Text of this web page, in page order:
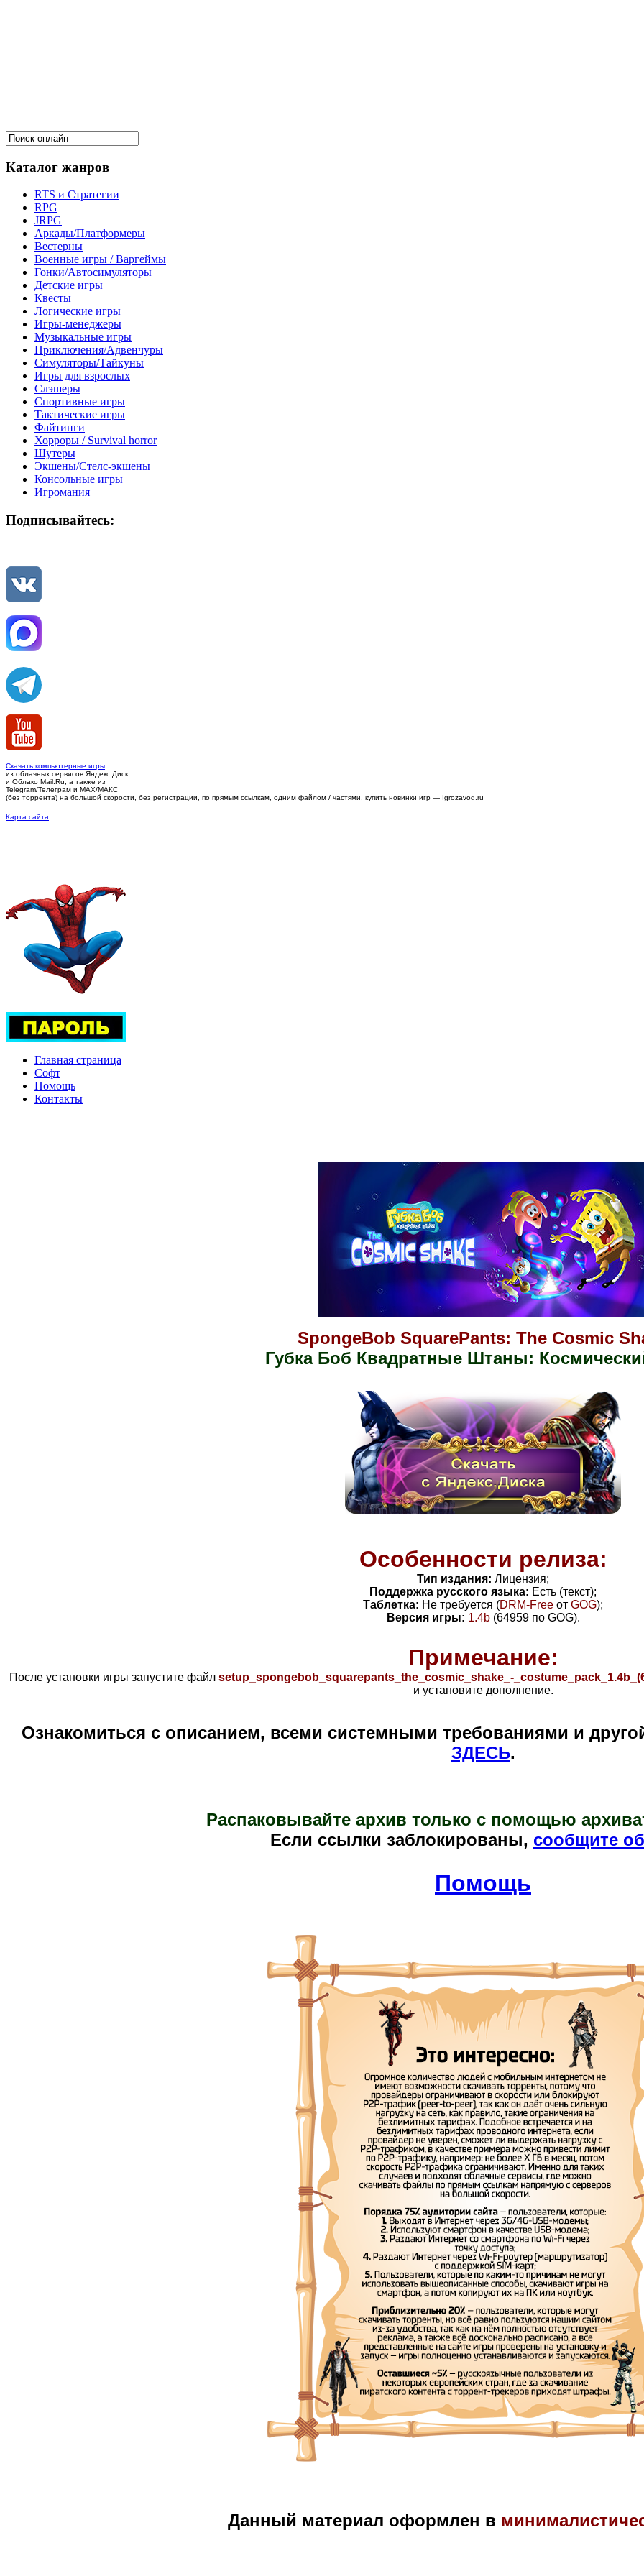
Каталог жанров
RTS и Стратегии
RPG
JRPG
Аркады/Платформеры
Вестерны
Военные игры / Варгеймы
Гонки/Автосимуляторы
Детские игры
Квесты
Логические игры
Игры-менеджеры
Музыкальные игры
Приключения/Адвенчуры
Симуляторы/Тайкуны
Игры для взрослых
Слэшеры
Спортивные игры
Тактические игры
Файтинги
Хорроры / Survival horror
Шутеры
Экшены/Стелс-экшены
Консольные игры
Игромания
Подписывайтесь:
Скачать компьютерные игры
из облачных сервисов Яндекс.Диск
и Облако Mail.Ru, а также из
Telegram/Телеграм и MAX/МАКС
(без торрента) на большой скорости, без регистрации, по прямым ссылкам, одним файлом / частями, купить новинки игр — Igrozavod.ru
Карта сайта
Главная страница
Софт
Помощь
Контакты
SpongeBob SquarePants: The Cosmic
Губка Боб Квадратные Штаны:
Особенности релиза:
Тип издания: Лицензия;
Поддержка русского языка: Есть (текст);
Таблетка: Не требуется (DRM-Free от GOG);
Версия игры: 1.4b (64959по GOG).
Примечание:
После установки игры запустите файл setup_spongebob_squarepants_the_cosmic_shake_-
и установите дополнение.
Ознакомиться с описанием, всеми системными требованиями и
ЗДЕСЬ.
Распаковывайте архив только с помощью
Если ссылки заблокированы, сообщите
Помощь
Данный материал оформлен в